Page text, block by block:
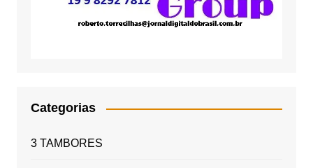
Categorias
3 TAMBORES